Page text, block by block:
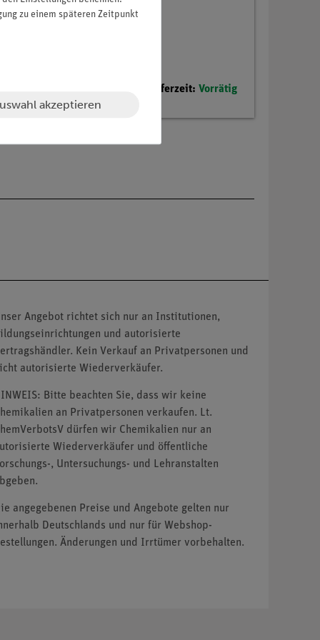
Lieferzeit: Vorrätig
Angebot richtet sich nur an Institutionen,
und autorisierte
Kein Verkauf an Privatpersonen und
autorisierte Wiederverkäufer.
Bitte beachten Sie, dass wir keine
an Privatpersonen verkaufen. Lt.
dürfen wir Chemikalien nur an
Wiederverkäufer und öffentliche
, Untersuchungs- und Lehranstalten
angegebenen Preise und Angebote gelten nur
Deutschlands und nur für Webshop-
Änderungen und Irrtümer vorbehalten.
zu einem späteren Zeitpunkt
akzeptieren